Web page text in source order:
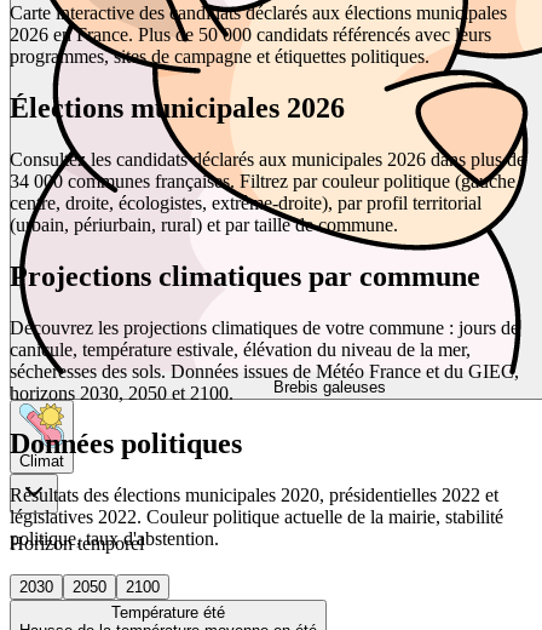
Brebis galeuses
Climat
Horizon temporel
2030 2050
2100
Température été
Carte interactive des candidats déclarés aux élections municipales
2026 en France. Plus de 50 000 candidats référencés avec leurs
programmes, sites de campagne et étiquettes politiques.
Élections municipales 2026
Consultez les candidats déclarés aux municipales 2026 dans plus de
34 000 communes françaises. Filtrez par couleur politique (gauche,
centre, droite, écologistes, extrême-droite), par profil territorial
(urbain, périurbain, rural) et par taille de commune.
Projections climatiques par commune
Découvrez les projections climatiques de votre commune : jours de
canicule, température estivale, élévation du niveau de la mer,
sécheresses des sols. Données issues de Météo France et du GIEC,
horizons 2030, 2050 et 2100.
Données politiques
Résultats des élections municipales 2020, présidentielles 2022 et
législatives 2022. Couleur politique actuelle de la mairie, stabilité
politique, taux d'abstention.